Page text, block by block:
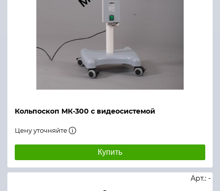
Кольпоскоп МК-300 с видеосистемой
Цену уточняйте
Купить
Арт.: -